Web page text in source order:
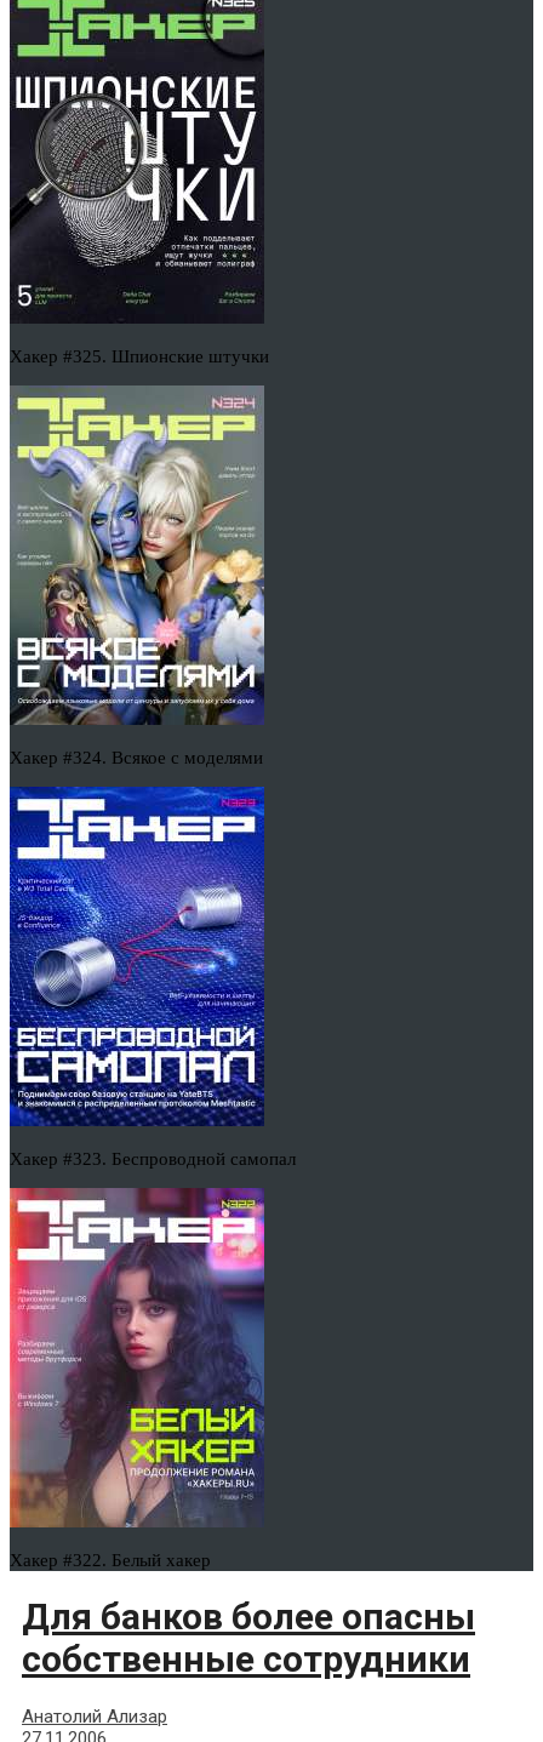
Хакер #325. Шпионские штучки
Хакер #324. Всякое с моделями
Хакер #323. Беспроводной самопал
Хакер #322. Белый хакер
Для банков более опасны
собственные сотрудники
Анатолий Ализар